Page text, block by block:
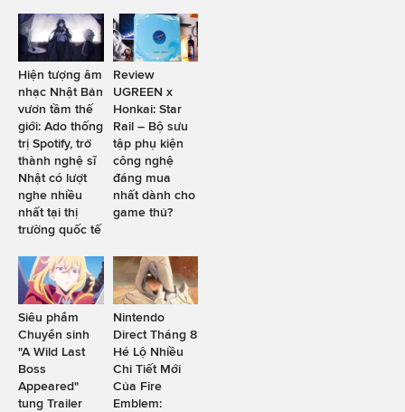
Hiện tượng âm
nhạc Nhật Bản
vươn tầm thế
giới: Ado thống
trị Spotify, trở
thành nghệ sĩ
Nhật có lượt
nghe nhiều
nhất tại thị
trường quốc tế
Review
UGREEN x
Honkai: Star
Rail – Bộ sưu
tập phụ kiện
công nghệ
đáng mua
nhất dành cho
game thủ?
Siêu phẩm
Chuyển sinh
"A Wild Last
Boss
Appeared"
tung Trailer
Nintendo
Direct Tháng 8
Hé Lộ Nhiều
Chi Tiết Mới
Của Fire
Emblem: